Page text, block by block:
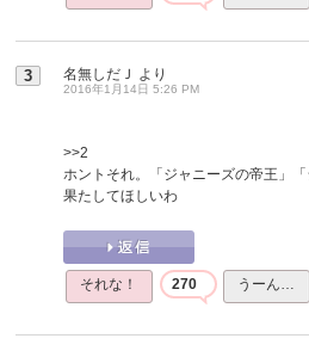
3 名無しだＪ より
2016年1月14日 5:26 PM
>>2
ホントそれ。「ジャニーズの帝王」
果たしてほしいわ
それな！ 270 うーん…